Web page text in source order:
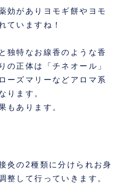
効がありヨモギ餅やヨモ
ていますね！
独特なお線香のような香
の正体は「チネオール」
ーズマリーなどアロマ系
ります。
もあります。
灸の2種類に分けられお身
整して行っていきます。